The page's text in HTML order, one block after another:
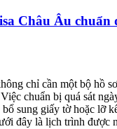
Châu Âu chuẩn
chỉ cần một bộ hồ
chuẩn bị quá sát
sung giấy tờ hoặc lỡ
đây là lịch trình